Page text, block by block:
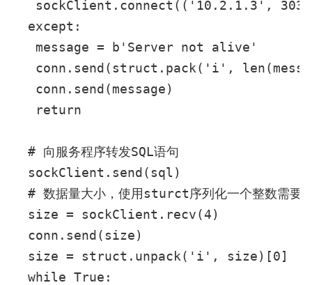
sockClient.connect(('10.2.1.3',
  except:
   message = b'Server not alive'
conn.send(struct.pack('i',
   conn.send(message)
   return
  # 向服务程序转发SQL语句
  sockClient.send(sql)
# 数据量大小，使用sturct序列化一个整数需要4
  size = sockClient.recv(4)
  conn.send(size)
  size = struct.unpack('i', size)[0]
  while True: